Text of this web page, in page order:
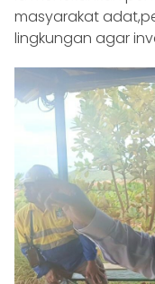
masyarakat
lingkungan agar